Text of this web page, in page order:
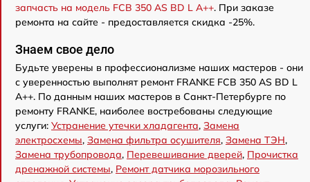
запчасть на модель FCB 350 AS BD L A++. При заказе
ремонта на сайте - предоставляется скидка -25%.
Знаем свое дело
Будьте уверены в профессионализме наших мастеров - они
с уверенностью выполнят ремонт FRANKE FCB 350 AS BD L
A++. По данным наших мастеров в Санкт-Петербурге по
ремонту FRANKE, наиболее востребованы следующие
услуги: Устранение утечки хладагента, Замена
электросхемы, Замена фильтра осушителя, Замена ТЭН,
Замена трубопровода, Перевешивание дверей, Прочистка
дренажной системы, Ремонт датчика морозильного